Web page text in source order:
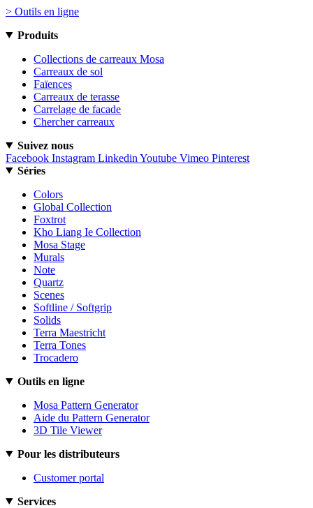
> Outils en ligne
Produits
Collections de carreaux Mosa
Carreaux de sol
Faïences
Carreaux de terasse
Carrelage de facade
Chercher carreaux
Suivez nous
Facebook Instagram Linkedin Youtube Vimeo Pinterest
Séries
Colors
Global Collection
Foxtrot
Kho Liang Ie Collection
Mosa Stage
Murals
Note
Quartz
Scenes
Softline / Softgrip
Solids
Terra Maestricht
Terra Tones
Trocadero
Outils en ligne
Mosa Pattern Generator
Aide du Pattern Generator
3D Tile Viewer
Pour les distributeurs
Customer portal
Services